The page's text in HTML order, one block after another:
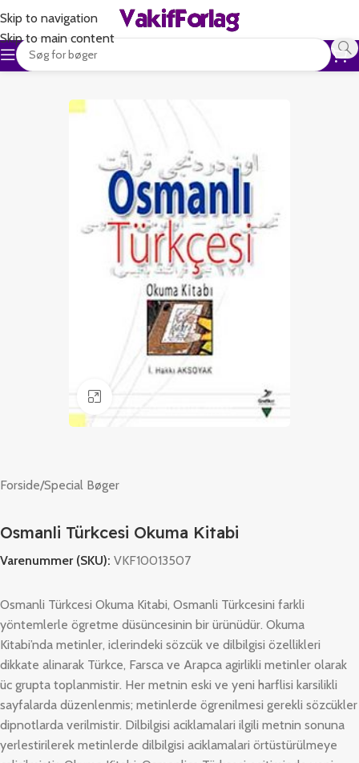
Skip to navigation
Skip to main content
Klik for at forstørre
Forside/Special Bøger
Osmanli Türkcesi Okuma Kitabi
Varenummer (SKU): VKF10013507
Osmanli Türkcesi Okuma Kitabi, Osmanli Türkcesini farkli
yöntemlerle ögretme düsüncesinin bir ürünüdür. Okuma
Kitabi’nda metinler, iclerindeki sözcük ve dilbilgisi özellikleri
dikkate alinarak Türkce, Farsca ve Arapca agirlikli metinler olarak
üc grupta toplanmistir. Her metnin eski ve yeni harflisi karsilikli
sayfalarda düzenlenmis; metinlerde ögrenilmesi gerekli sözcükler
dipnotlarda verilmistir. Dilbilgisi aciklamalari ilgili metnin sonuna
yerlestirilerek metinlerde dilbilgisi aciklamalari örtüstürülmeye